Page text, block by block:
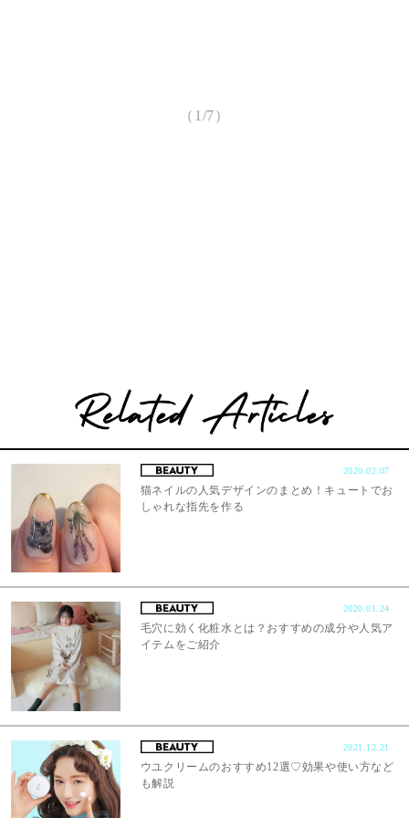
（1/7）
2020.02.07
猫ネイルの人気デザインのまとめ！キュートでお
しゃれな指先を作る
2020.01.24
毛穴に効く化粧水とは？おすすめの成分や人気ア
イテムをご紹介
2021.12.21
ウユクリームのおすすめ12選♡効果や使い方など
も解説